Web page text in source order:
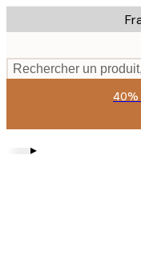
to
content.
Rechercher un
40%
▸